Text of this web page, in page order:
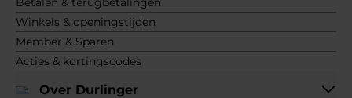
Winkels & openingstijden
Member & Sparen
Acties & kortingscodes
Over Durlinger